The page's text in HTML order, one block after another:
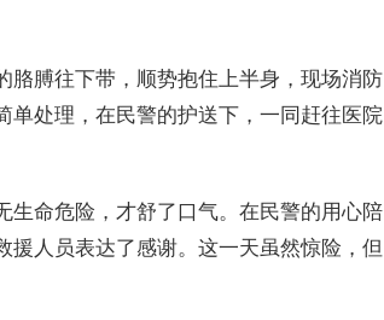
膊往下带，顺势抱住上半身，现场消防
单处理，在民警的护送下，一同赶往医院
命危险，才舒了口气。在民警的用心陪
人员表达了感谢。这一天虽然惊险，但